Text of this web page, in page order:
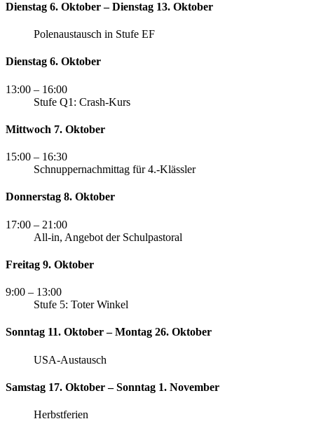
Dienstag 6. Oktober – Dienstag 13. Oktober
Polenaustausch in Stufe EF
Dienstag 6. Oktober
13:00 – 16:00
Stufe Q1: Crash-Kurs
Mittwoch 7. Oktober
15:00 – 16:30
Schnuppernachmittag für 4.-Klässler
Donnerstag 8. Oktober
17:00 – 21:00
All-in, Angebot der Schulpastoral
Freitag 9. Oktober
9:00 – 13:00
Stufe 5: Toter Winkel
Sonntag 11. Oktober – Montag 26. Oktober
USA-Austausch
Samstag 17. Oktober – Sonntag 1. November
Herbstferien